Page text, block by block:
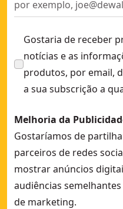
Gostaria de receber
notícias e as
produtos, por email,
a sua subscrição a
Melhoria da
Gostaríamos de
parceiros de redes
mostrar anúncios
audiências
de marketing.